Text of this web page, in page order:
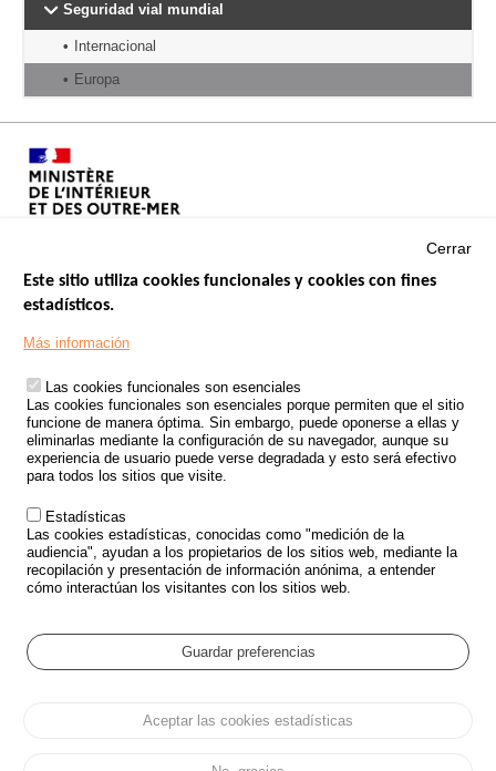
Seguridad vial mundial
Internacional
Europa
Footer
TRATAMIENTO DE DATOS PERSONALES PROCEDENTES DE
ACCIDENTES DE TRÁFICO
ESTUDIOS
CONVOCATORIA DE PROYECTOS DE ESTUDIOS
POLÍTICA DE SEGURIDAD VIAL
Outils
EVENTOS
GLOSARIO
Cookie settings
Protección de datos y CookiesAdministrar las cookies
Cerrar
Este sitio utiliza cookies funcionales y cookies con fines
estadísticos.
Más información
Las cookies funcionales son esenciales
Las cookies funcionales son esenciales porque permiten que el sitio
funcione de manera óptima. Sin embargo, puede oponerse a ellas y
eliminarlas mediante la configuración de su navegador, aunque su
experiencia de usuario puede verse degradada y esto será efectivo
para todos los sitios que visite.
Estadísticas
Las cookies estadísticas, conocidas como "medición de la
audiencia", ayudan a los propietarios de los sitios web, mediante la
recopilación y presentación de información anónima, a entender
cómo interactúan los visitantes con los sitios web.
Guardar preferencias
Aceptar las cookies estadísticas